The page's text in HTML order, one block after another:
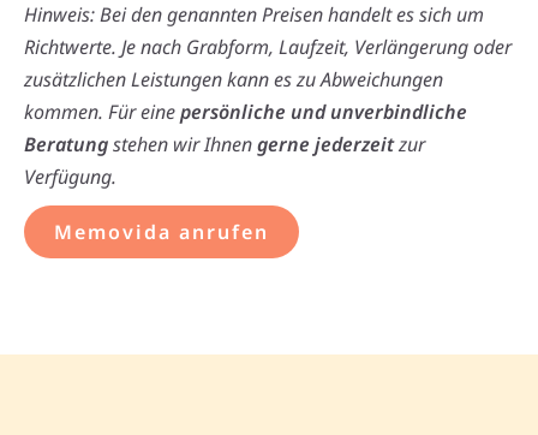
Hinweis: Bei den genannten Preisen handelt es sich um
Richtwerte. Je nach Grabform, Laufzeit, Verlängerung oder
zusätzlichen Leistungen kann es zu Abweichungen
kommen. Für einepersönliche und unverbindliche
Beratungstehen wir Ihnengerne jederzeitzur
Verfügung.
Memovida anrufen